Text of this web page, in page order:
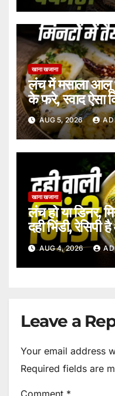
खाना खजाना
लंच में मसाला आलू
के फरे, स्वाद ऐसा
AUG 5, 2026
खाना खजाना
लंच हो या डिनर,
दही भिंडी, रेसिपी
AUG 4, 2026
Leave a
Your email address
Required fields are
Comment *